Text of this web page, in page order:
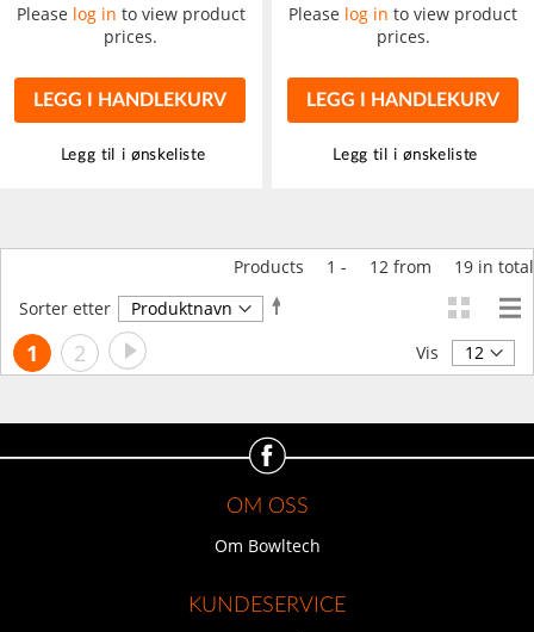
Please log in to view product
prices.
LEGG I HANDLEKURV
Legg til i ønskeliste
Please log in to view product
prices.
LEGG I HANDLEKURV
Legg til i ønskeliste
Products 1 - 12 from 19 in total
Sorter etter
Angi
Side
You're
reading
page
1 Side
2 Side
Neste Vis
OM OSS
Om Bowltech
KUNDESERVICE